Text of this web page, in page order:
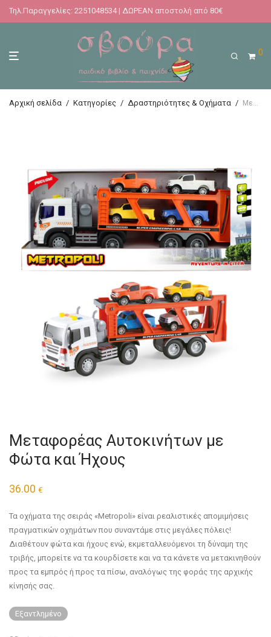
Τηλ.Παραγγελίες: 2251048534 | ΔΩΡΕΑΝ αποστολή από 80€
0
Αρχική σελίδα / Κατηγορίες / Δραστηριότητες & Οχήματα / Μεταφορέας Αυτοκινήτων με Φώτα και Ήχους
Μεταφορέας Αυτοκινήτων με
Φώτα και Ήχους
36.00 €
Τα οχήματα της σειράς «Metropoli» είναι ρεαλιστικές απομιμήσεις
πραγματικών οχημάτων που συναντάμε στις μεγάλες πόλεις!
Διαθέτουν φώτα και ήχους ενώ, εκμεταλλευόμενοι τη δύναμη της
τριβής, μπορείτε να τα κουρδίσετε και να τα κάνετε να μετακινηθούν
προς τα εμπρός ή προς τα πίσω, αναλόγως της φοράς της αρχικής
κίνησής σας.
Εξαντλημένο